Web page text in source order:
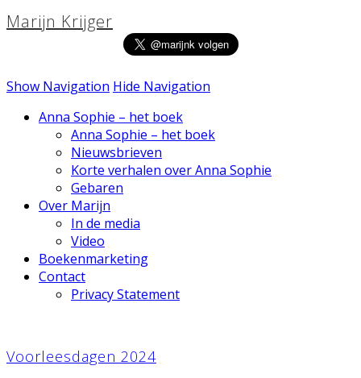
Marijn Krijger
Show Navigation Hide Navigation
Anna Sophie – het boek
Anna Sophie – het boek
Nieuwsbrieven
Korte verhalen over Anna Sophie
Gebaren
Over Marijn
In de media
Video
Boekenmarketing
Contact
Privacy Statement
Voorleesdagen 2024